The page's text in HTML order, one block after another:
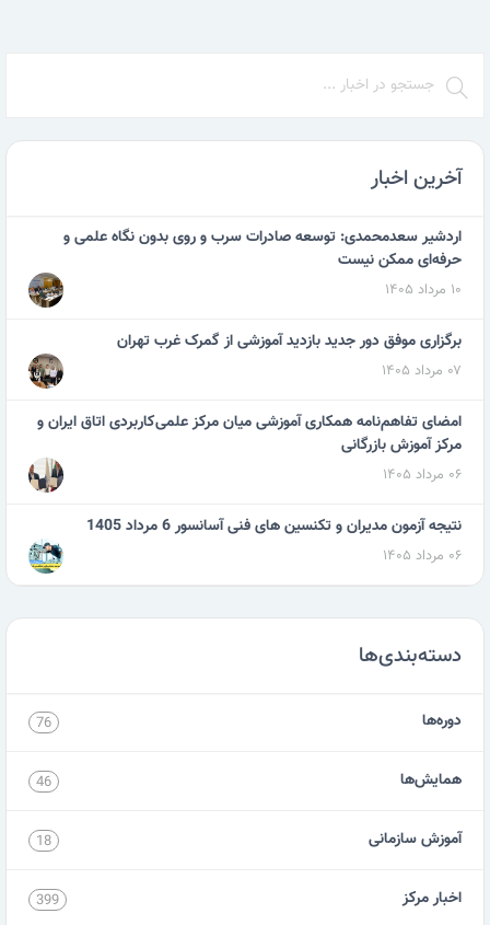
آخرین اخبار
اردشیر سعدمحمدی: توسعه صادرات سرب و روی بدون نگاه علمی و
حرفه‌ای ممکن نیست
۱۰ مرداد ۱۴۰۵
برگزاری موفق دور جدید بازدید آموزشی از گمرک غرب تهران
۰۷ مرداد ۱۴۰۵
امضای تفاهم‌نامه همکاری آموزشی میان مرکز علمی‌کاربردی اتاق ایران و
مرکز آموزش بازرگانی
۰۶ مرداد ۱۴۰۵
نتیجه آزمون مدیران و تکنسین های فنی آسانسور 6 مرداد 1405
۰۶ مرداد ۱۴۰۵
دسته‌بندی‌ها
دوره‌ها 76
همایش‌ها 46
آموزش سازمانی 18
اخبار مرکز 399